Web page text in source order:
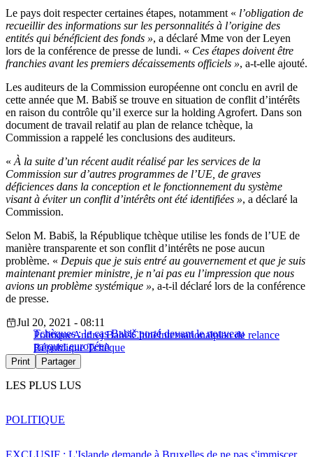
Le pays doit respecter certaines étapes, notamment « l’obligation de
recueillir des informations sur les personnalités à l’origine des
entités qui bénéficient des fonds », a déclaré Mme von der Leyen
lors de la conférence de presse de lundi. « Ces étapes doivent être
franchies avant les premiers décaissements officiels », a-t-elle ajouté.
Les auditeurs de la Commission européenne ont conclu en avril de
cette année que M. Babiš se trouve en situation de conflit d’intérêts
en raison du contrôle qu’il exerce sur la holding Agrofert. Dans son
document de travail relatif au plan de relance tchèque, la
Commission a rappelé les conclusions des auditeurs.
« À la suite d’un récent audit réalisé par les services de la
Commission sur d’autres programmes de l’UE, de graves
déficiences dans la conception et le fonctionnement du système
visant à éviter un conflit d’intérêts ont été identifiées », a déclaré la
Commission.
Selon M. Babiš, la République tchèque utilise les fonds de l’UE de
manière transparente et son conflit d’intérêts ne pose aucun
problème. « Depuis que je suis entré au gouvernement et que je suis
maintenant premier ministre, je n’ai pas eu l’impression que nous
avions un problème systémique », a-t-il déclaré lors de la conférence
de presse.
Tchèques : le cas Babiš porté devant le nouveau
parquet européen
Jul 20, 2021 - 08:11
PolitiqueAndrej BabišChineInternationalplan de relance
République Tchèque
Print Partager
LES PLUS LUS
EXCLUSIF : L'Islande demande à Bruxelles de ne pas s'immiscer
POLITIQUE